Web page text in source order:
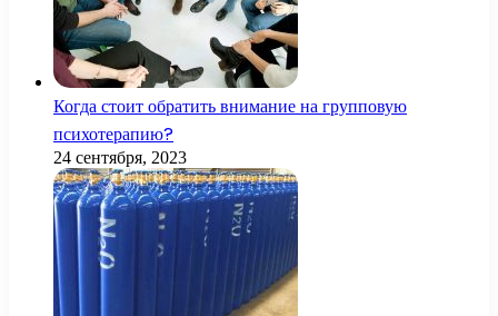
Когда стоит обратить внимание на групповую
психотерапию?
24 сентября, 2023